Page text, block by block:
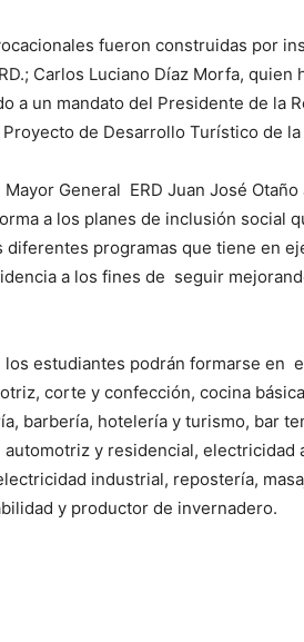
fueron construidas por
Carlos Luciano Díaz Morfa, quien
a un mandato del Presidente de la
de Desarrollo Turístico de la
General ERD Juan José
a los planes de inclusión social
programas que tiene en
a los fines de seguir
estudiantes podrán formarse en
corte y confección, cocina
barbería, hotelería y turismo, bar
y residencial, electricidad
industrial, repostería,
y productor de invernadero.